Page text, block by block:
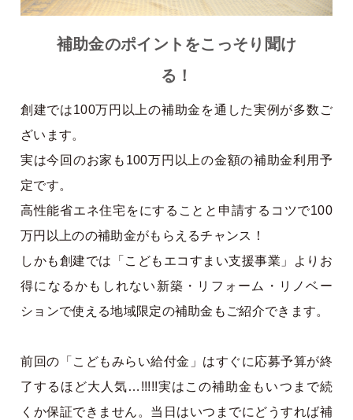
補助金のポイントをこっそり聞け
る！
創建では100万円以上の補助金を通した実例が多数ご
ざいます。
実は今回のお家も100万円以上の金額の補助金利用予
定です。
高性能省エネ住宅をにすることと申請するコツで100
万円以上のの補助金がもらえるチャンス！
しかも創建では「こどもエコすまい支援事業」よりお
得になるかもしれない新築・リフォーム・リノベー
ションで使える地域限定の補助金もご紹介できます。
前回の「こどもみらい給付金」はすぐに応募予算が終
了するほど大人気…!!!!!実はこの補助金もいつまで続
くか保証できません。当日はいつまでにどうすれば補